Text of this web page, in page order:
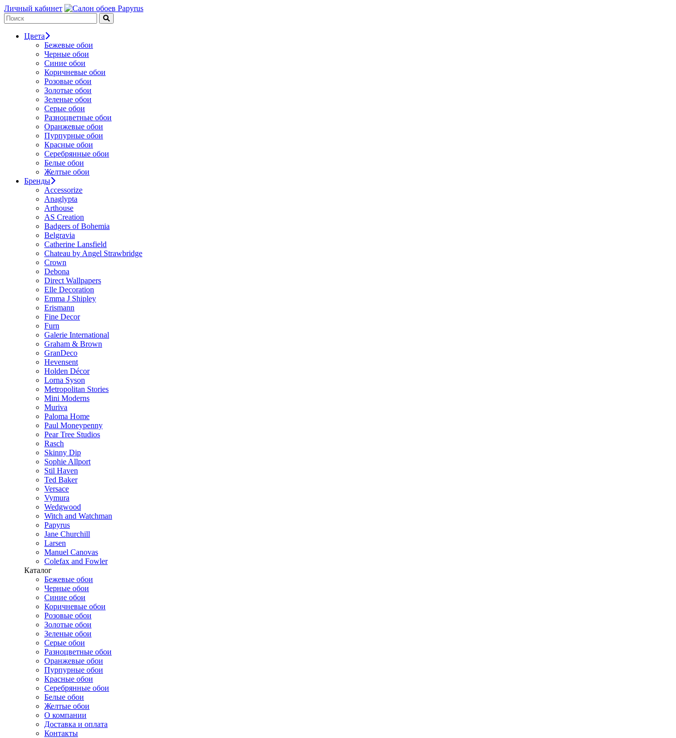
Личный кабинет
Цвета
Бежевые обои
Черные обои
Синие обои
Коричневые обои
Розовые обои
Золотые обои
Зеленые обои
Серые обои
Разноцветные обои
Оранжевые обои
Пурпурные обои
Красные обои
Серебрянные обои
Белые обои
Желтые обои
Бренды
Accessorize
Anaglypta
Arthouse
AS Creation
Badgers of Bohemia
Belgravia
Catherine Lansfield
Chateau by Angel Strawbridge
Crown
Debona
Direct Wallpapers
Elle Decoration
Emma J Shipley
Erismann
Fine Decor
Furn
Galerie International
Graham & Brown
GranDeco
Hevensent
Holden Décor
Lorna Syson
Metropolitan Stories
Mini Moderns
Muriva
Paloma Home
Paul Moneypenny
Pear Tree Studios
Rasch
Skinny Dip
Sophie Allport
Stil Haven
Ted Baker
Versace
Vymura
Wedgwood
Witch and Watchman
Papyrus
Jane Churchill
Larsen
Manuel Canovas
Colefax and Fowler
Каталог
Бежевые обои
Черные обои
Синие обои
Коричневые обои
Розовые обои
Золотые обои
Зеленые обои
Серые обои
Разноцветные обои
Оранжевые обои
Пурпурные обои
Красные обои
Серебрянные обои
Белые обои
Желтые обои
О компании
Доставка и оплата
Контакты